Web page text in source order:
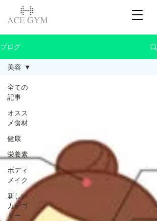
ブログ
全ての
記事
オスス
メ食材
健康
栄養素
ボディ
メイク
新しい
カテゴ
リー
美容